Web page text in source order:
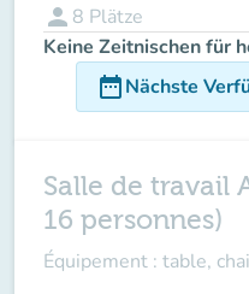
person 8 Plätze
Keine Zeitnischen für
date_rangeNächste
Salle de travail
16 personnes)
Équipement : table,